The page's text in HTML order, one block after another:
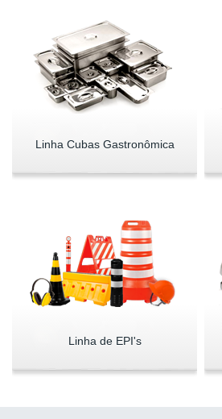
Linha Cubas Gastronômica
Linha de EPI's